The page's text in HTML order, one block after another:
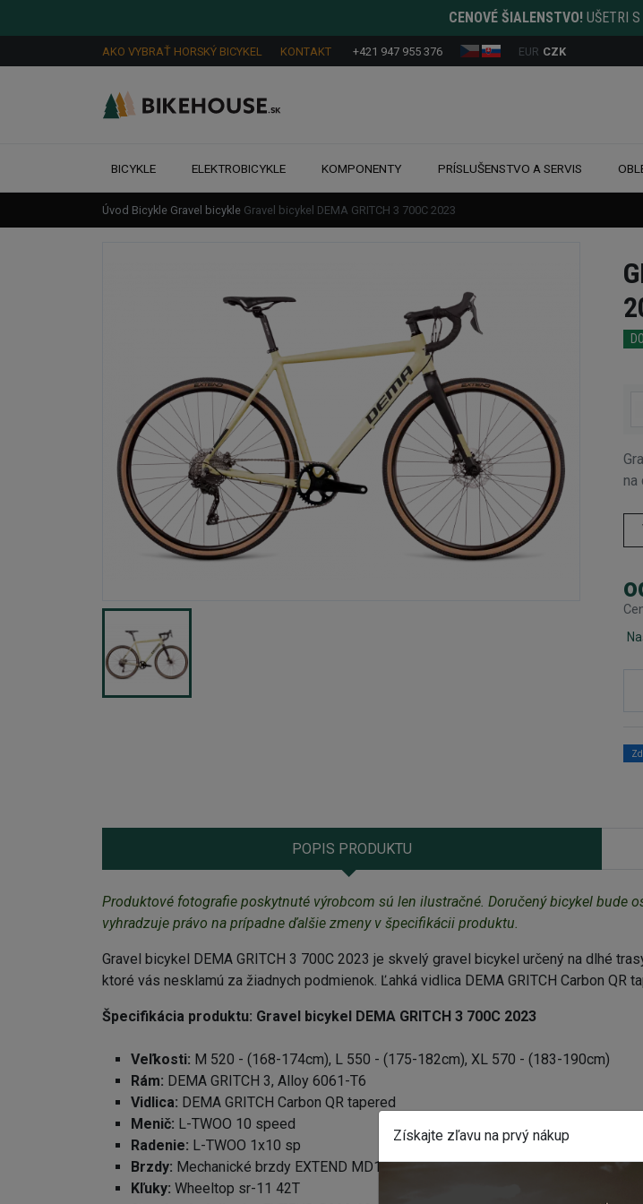
CENOVÉ ŠIALENSTVO! UŠETRI
AKO VYBRAŤ HORSKÝ BICYKEL KONTAKT +421 947 955 376 EUR CZK
BICYKLE ELEKTROBICYKLE KOMPONENTY PRÍSLUŠENSTVO A SERVIS
Úvod Bicykle Gravel bicykle Gravel bicykel DEMA GRITCH 3 700C 2023
na
POPIS PRODUKTU
Produktové fotografie poskytnuté výrobcom sú len ilustračné. Doručený bicykel bude
vyhradzuje právo na prípadne ďalšie zmeny v špecifikácii produktu.
Gravel bicykel DEMA GRITCH 3 700C 2023 je skvelý gravel bicykel určený na dlhé
ktoré vás nesklamú za žiadnych podmienok. Ľahká vidlica DEMA GRITCH Carbon
Špecifikácia produktu: Gravel bicykel DEMA GRITCH 3 700C 2023
Veľkosti: M 520 - (168-174cm), L 550 - (175-182cm), XL 570 - (183-190cm)
Rám: DEMA GRITCH 3, Alloy 6061-T6
Vidlica: DEMA GRITCH Carbon QR tapered
Menič: L-TWOO 10 speed
Radenie: L-TWOO 1x10 sp
Brzdy: Mechanické brzdy EXTEND MD18
Kľuky: Wheeltop sr-11 42T
Získajte zľavu na prvý nákup